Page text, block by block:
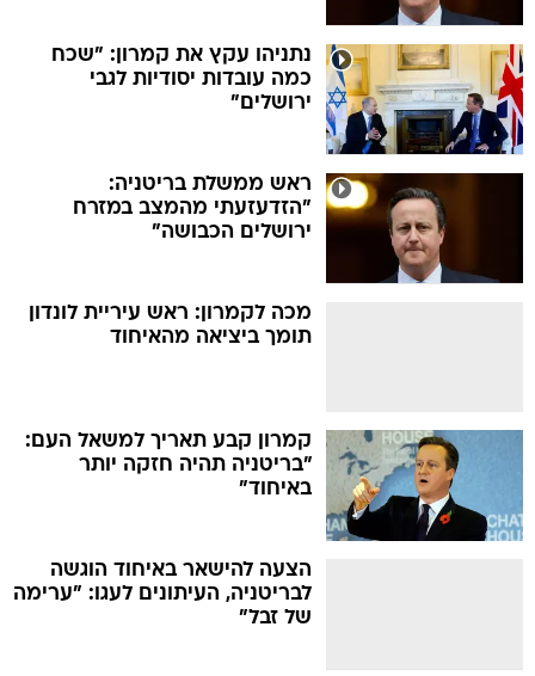
נתניהו עקץ את קמרון: "שכח
כמה עובדות יסודיות לגבי
ירושלים"
ראש ממשלת בריטניה:
"הזדעזעתי מהמצב במזרח
ירושלים הכבושה"
מכה לקמרון: ראש עיריית לונדון
תומך ביציאה מהאיחוד
קמרון קבע תאריך למשאל העם:
"בריטניה תהיה חזקה יותר
באיחוד"
הצעה להישאר באיחוד הוגשה
לבריטניה, העיתונים לעגו: "ערימה
של זבל"